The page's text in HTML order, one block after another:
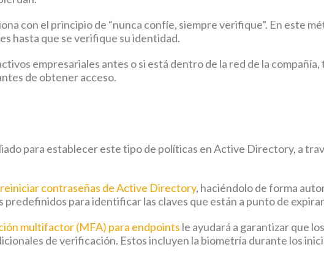
con el principio de “nunca confíe, siempre verifique”. En este
hasta que se verifique su identidad.
empresariales antes o si está dentro de la red de la
de obtener acceso.
para establecer este tipo de políticas en Active Directory, a
contraseñas de Active Directory, haciéndolo de forma
para identificar las claves que están a punto de
multifactor (MFA) para endpoints le ayudará a garantizar que
de verificación. Estos incluyen la biometría durante los